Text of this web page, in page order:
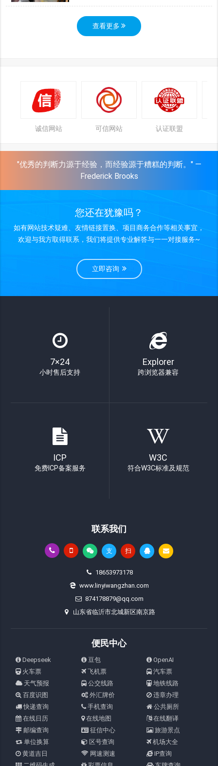
查看更多
诚信网站 可信网站 认证联盟
"优秀的判断力源于经验，而经验源于糟糕的判断。" —
Frederick Brooks
您还在犹豫吗？
如有网站技术疑难、友情链接置换、项目商务合作等相关事宜，
欢迎与我方取得联系，我们将提供专业解答与一一对接服务~
立即咨询
7×24
小时售后支持
Explorer
跨浏览器兼容
ICP
免费ICP备案服务
W3C
符合W3C标准及规范
联系我们
支 扫
18653973178
www.linyiwangzhan.com
874178879@qq.com
山东省临沂市北城新区南京路
便民中心
Deepseek 豆包
OpenAI
火车票
飞机票
汽车票
天气预报
公交线路
地铁线路
百度识图
外汇牌价
违章办理
快递查询
手机查询
公共厕所
在线日历
在线地图
在线翻译
邮编查询
征信中心
旅游景点
单位换算
区号查询
机场大全
黄道吉日
网速测速
IP查询